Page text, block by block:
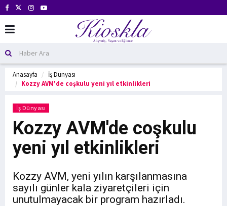
Anasayfa
İş Dünyası
Kozzy AVM'de coşkulu yeni yıl etkinlikleri
İş Dünyası
Kozzy AVM'de coşkulu
yeni yıl etkinlikleri
Kozzy AVM, yeni yılın karşılanmasına
sayılı günler kala ziyaretçileri için
unutulmayacak bir program hazırladı.